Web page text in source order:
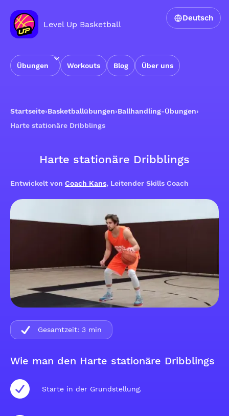
Level Up Basketball
Übungen Workouts Blog Über uns
Deutsch
Startseite›Basketballübungen›Ballhandling-Übungen›
Harte stationäre Dribblings
Harte stationäre Dribblings
Entwickelt von Coach Kans, Leitender Skills Coach
Wie man den Harte stationäre Dribblings
Starte in der Grundstellung.
Gesamtzeit: 3 min